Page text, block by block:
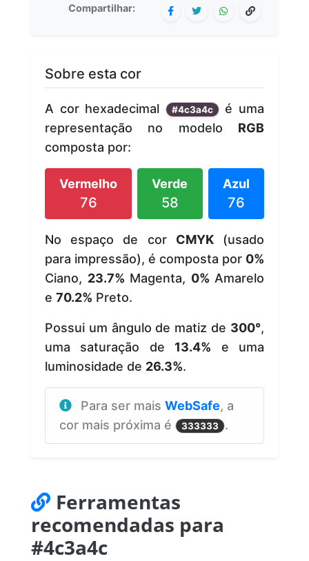
Compartilhar:
Sobre esta cor
A cor hexadecimal #4c3a4c é uma
representação no modelo RGB
composta por:
Vermelho
76
Verde
58
Azul
76
No espaço de cor CMYK(usado
para impressão), é composta por 0%
Ciano, 23.7% Magenta, 0% Amarelo
e 70.2% Preto.
Possui um ângulo de matiz de 300°,
uma saturação de 13.4% e uma
luminosidade de 26.3%.
Para ser mais WebSafe, a
cor mais próxima é
333333 .
Ferramentas
recomendadas para
#4c3a4c